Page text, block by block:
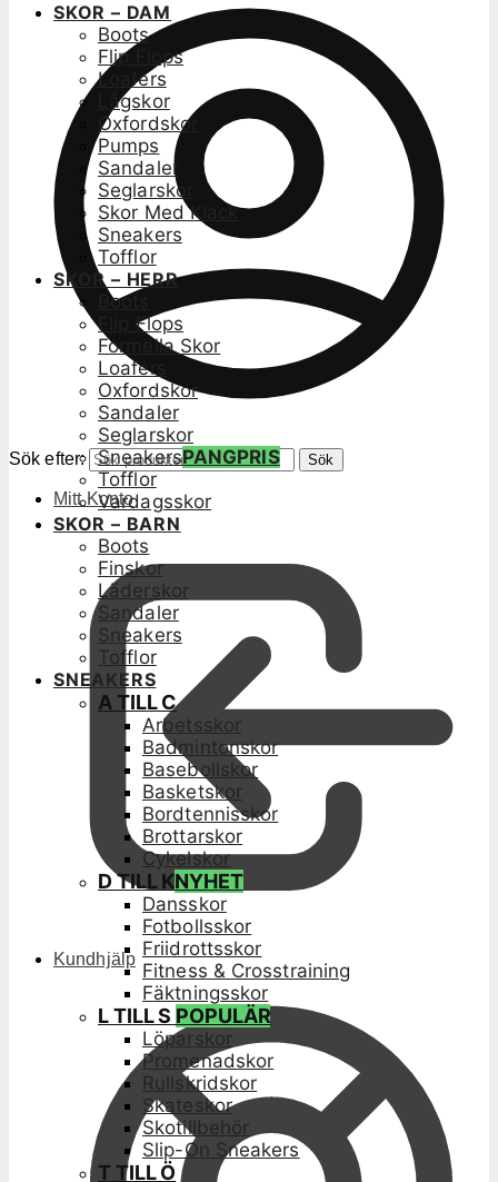
Sök efter: Sök
Mitt Konto
Kundhjälp
SKOR – DAM
Boots
Flip Flops
Loafers
Lågskor
Oxfordskor
Pumps
Sandaler
Seglarskor
Skor Med Klack
Sneakers
Tofflor
SKOR – HERR
Boots
Flip Flops
Formella Skor
Loafers
Oxfordskor
Sandaler
Seglarskor
SneakersPANGPRIS
Tofflor
Vardagsskor
SKOR – BARN
Boots
Finskor
Läderskor
Sandaler
Sneakers
Tofflor
SNEAKERS
A TILL C
Arbetsskor
Badmintonskor
Basebollskor
Basketskor
Bordtennisskor
Brottarskor
Cykelskor
D TILL KNYHET
Dansskor
Fotbollsskor
Friidrottsskor
Fitness & Crosstraining
Fäktningsskor
L TILL S POPULÄR
Löparskor
Promenadskor
Rullskridskor
Skateskor
Skotillbehör
Slip-On Sneakers
T TILL Ö